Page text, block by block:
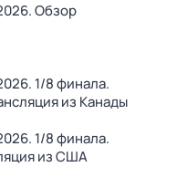
Обзор
1/8 финала.
из Канады
1/8 финала.
из США